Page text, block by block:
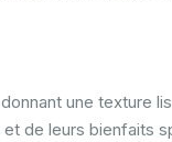
une texture
de leurs bienfaits